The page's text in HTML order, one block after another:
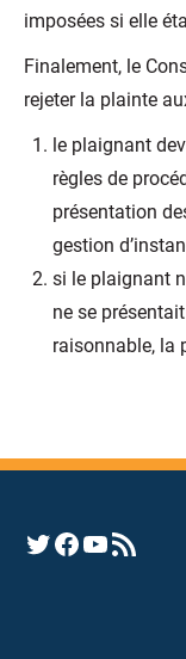
imposées si elle
Finalement, le
rejeter la plainte
le plaignant
règles de
présentation
gestion
si le plaignant
ne se
raisonnable, la
Opens YHRC Twitter feed Opens the YHRC Facebook page Opens the YHRC YouTube channel Opens a YHRC RSS news feed